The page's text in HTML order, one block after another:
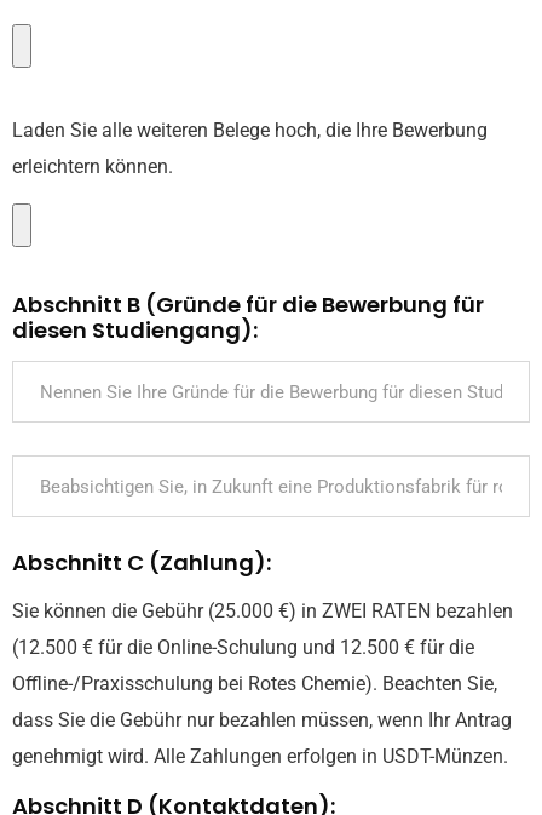
Laden Sie alle weiteren Belege hoch, die Ihre Bewerbung
erleichtern können.
Abschnitt B (Gründe für die Bewerbung für
diesen Studiengang):
Abschnitt C (Zahlung):
Sie können die Gebühr (25.000 €) in ZWEI RATEN bezahlen
(12.500 € für die Online-Schulung und 12.500 € für die
Offline-/Praxisschulung bei Rotes Chemie). Beachten Sie,
dass Sie die Gebühr nur bezahlen müssen, wenn Ihr Antrag
genehmigt wird. Alle Zahlungen erfolgen in USDT-Münzen.
Abschnitt D (Kontaktdaten):